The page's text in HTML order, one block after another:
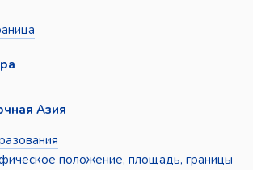
Азия
положение, площадь, границы